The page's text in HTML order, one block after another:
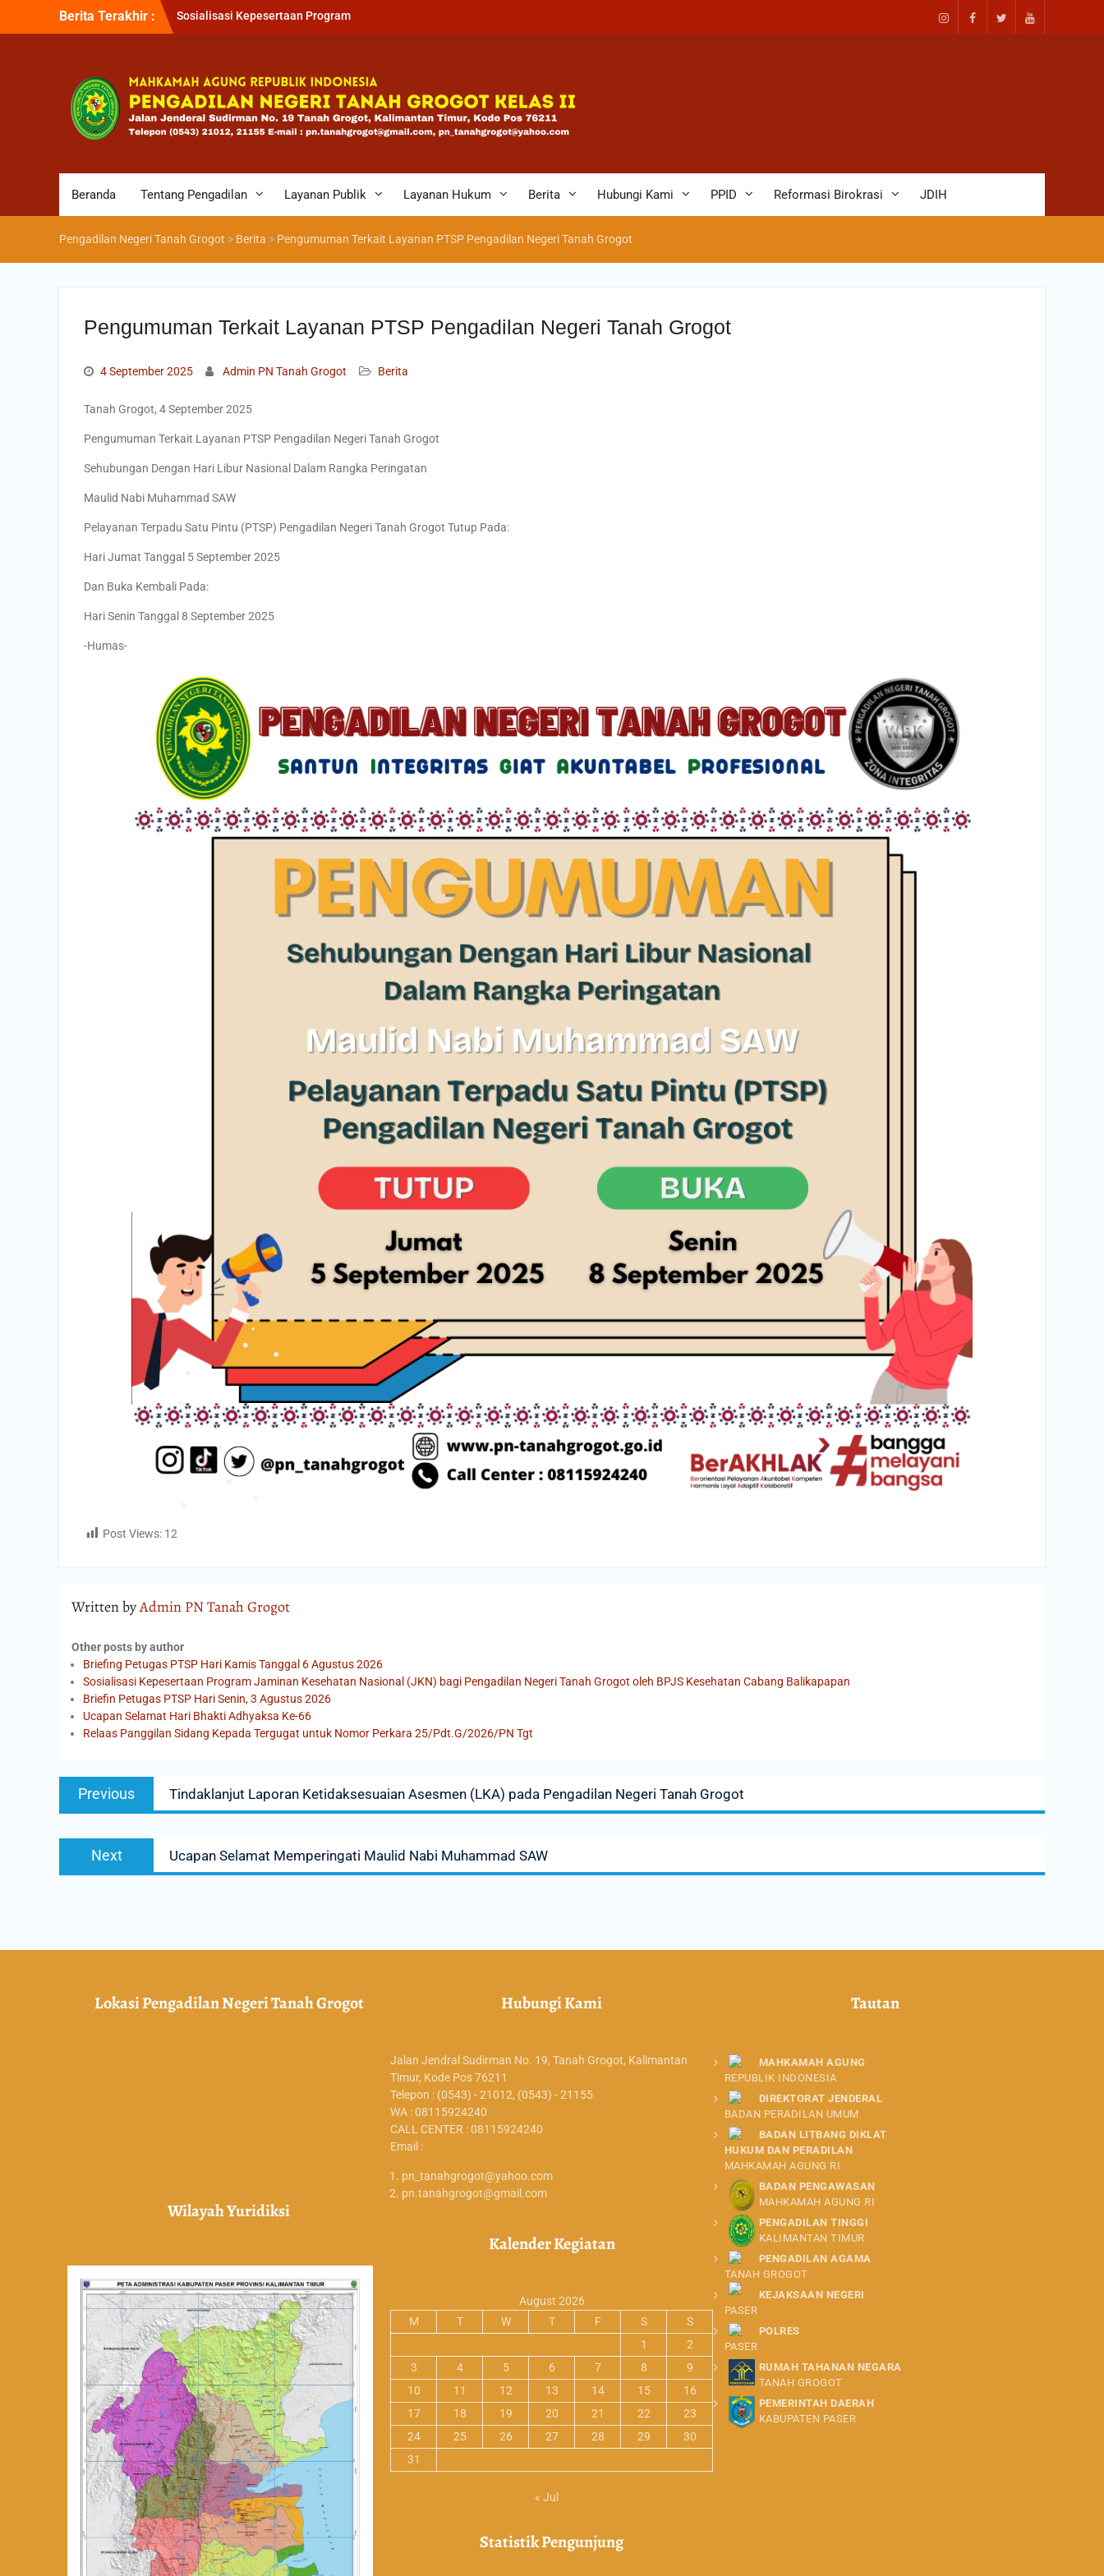
Berita Terakhir :
Sosialisasi Kepesertaan Program
Jaminan Kesehatan Nasional (JKN) bagi
Briefin Petugas PTSP Hari Senin, 3
Agustus 2026
Briefing Petugas PTSP Hari Kamis
Tanggal 6 Agustus 2026
Beranda Tentang Pengadilan Layanan Publik Layanan Hukum Berita Hubungi Kami PPID Reformasi Birokrasi JDIH
Pengadilan Negeri Tanah Grogot > Berita > Pengumuman Terkait Layanan PTSP Pengadilan Negeri Tanah Grogot
Pengumuman Terkait Layanan PTSP Pengadilan Negeri Tanah Grogot
4 September 2025 Admin PN Tanah Grogot Berita
Tanah Grogot, 4 September 2025
Pengumuman Terkait Layanan PTSP Pengadilan Negeri Tanah Grogot
Sehubungan Dengan Hari Libur Nasional Dalam Rangka Peringatan
Maulid Nabi Muhammad SAW
Pelayanan Terpadu Satu Pintu (PTSP) Pengadilan Negeri Tanah Grogot Tutup Pada:
Hari Jumat Tanggal 5 September 2025
Dan Buka Kembali Pada:
Hari Senin Tanggal 8 September 2025
-Humas-
Post Views: 12
Written byAdmin PN Tanah Grogot
Other posts by author
Briefing Petugas PTSP Hari Kamis Tanggal 6 Agustus 2026
Sosialisasi Kepesertaan Program Jaminan Kesehatan Nasional (JKN) bagi Pengadilan Negeri Tanah Grogot oleh BPJS Kesehatan Cabang Balikapapan
Briefin Petugas PTSP Hari Senin, 3 Agustus 2026
Ucapan Selamat Hari Bhakti Adhyaksa Ke-66
Relaas Panggilan Sidang Kepada Tergugat untuk Nomor Perkara 25/Pdt.G/2026/PN Tgt
Previous Tindaklanjut Laporan Ketidaksesuaian Asesmen (LKA) pada Pengadilan Negeri Tanah Grogot
Next Ucapan Selamat Memperingati Maulid Nabi Muhammad SAW
Lokasi Pengadilan Negeri Tanah Grogot
Wilayah Yuridiksi
Hubungi Kami
Jalan Jendral Sudirman No. 19, Tanah Grogot, Kalimantan
Timur, Kode Pos 76211
Telepon : (0543) - 21012, (0543) - 21155
WA : 08115924240
CALL CENTER : 08115924240
Email :
pn_tanahgrogot@yahoo.com
pn.tanahgrogot@gmail.com
Kalender Kegiatan
August 2026
M
T W T F S
S
1
2
3
4 5 6 7 8
9
10
11 12 13 14 15
16
17
18 19 20 21 22
23
24
25 26 27 28 29
30
31
« Jul
Statistik Pengunjung
Tautan
MAHKAMAH AGUNG
REPUBLIK INDONESIA
DIREKTORAT JENDERAL
BADAN PERADILAN UMUM
BADAN LITBANG DIKLAT
HUKUM DAN PERADILAN
MAHKAMAH AGUNG RI
BADAN PENGAWASAN
MAHKAMAH AGUNG RI
PENGADILAN TINGGI
KALIMANTAN TIMUR
PENGADILAN AGAMA
TANAH GROGOT
KEJAKSAAN NEGERI
PASER
POLRES
PASER
RUMAH TAHANAN NEGARA
TANAH GROGOT
PEMERINTAH DAERAH
KABUPATEN PASER